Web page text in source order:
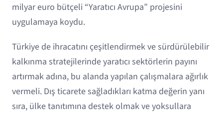
milyar euro bütçeli “Yaratıcı Avrupa” projesini
uygulamaya koydu.
Türkiye de ihracatını çeşitlendirmek ve sürdürülebilir
kalkınma stratejilerinde yaratıcı sektörlerin payını
artırmak adına, bu alanda yapılan çalışmalara ağırlık
vermeli. Dış ticarete sağladıkları katma değerin yanı
sıra, ülke tanıtımına destek olmak ve yoksullara